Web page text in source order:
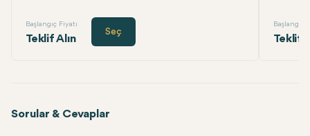
Başlangıç Fiyatı
Teklif Alın
Seç
Başlangıç
Teklif
Sorular & Cevaplar